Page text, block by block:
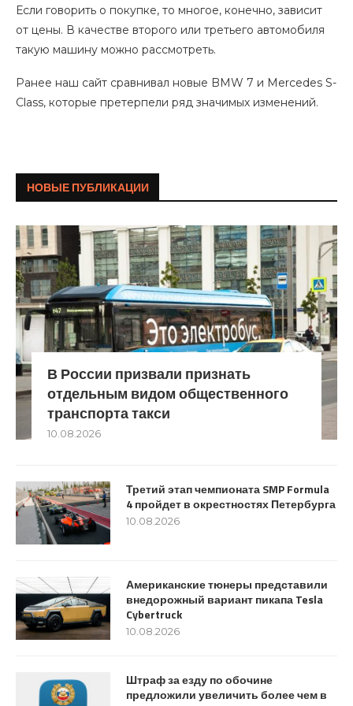
Если говорить о покупке, то многое, конечно, зависит
от цены. В качестве второго или третьего автомобиля
такую машину можно рассмотреть.
Ранее наш сайт сравнивал новые BMW 7 и Mercedes S-
Class, которые претерпели ряд значимых изменений.
НОВЫЕ ПУБЛИКАЦИИ
В России призвали признать
отдельным видом общественного
транспорта такси
10.08.2026
Третий этап чемпионата SMP Formula
4 пройдет в окрестностях Петербурга
10.08.2026
Американские тюнеры представили
внедорожный вариант пикапа Tesla
Cybertruck
10.08.2026
Штраф за езду по обочине
предложили увеличить более чем в